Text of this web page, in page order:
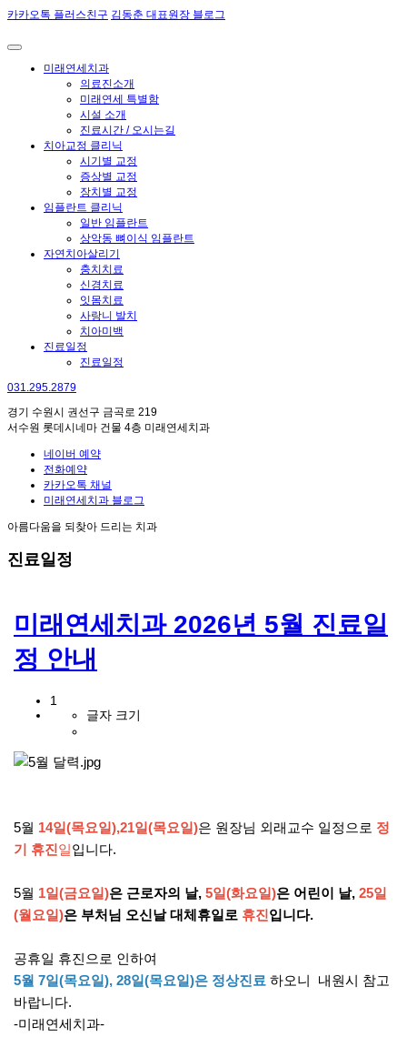
카카오톡 플러스친구 김동춘 대표원장 블로그
미래연세치과
의료진소개
미래연세 특별함
시설 소개
진료시간 / 오시는길
치아교정 클리닉
시기별 교정
증상별 교정
장치별 교정
임플란트 클리닉
일반 임플란트
상악동 뼈이식 임플란트
자연치아살리기
충치치료
신경치료
잇몸치료
사랑니 발치
치아미백
진료일정
진료일정
031.295.2879
경기 수원시 권선구 금곡로 219
서수원 롯데시네마 건물 4층 미래연세치과
네이버 예약
전화예약
카카오톡 채널
미래연세치과 블로그
아름다움을 되찾아 드리는 치과
진료일정
미래연세치과 2026년 5월 진료일
정 안내
1
글자 크기
5월 14일(목요일),21일(목요일)은 원장님 외래교수 일정으로 정
기 휴진일입니다.
5월 1일(금요일)은 근로자의 날, 5일(화요일)은 어린이 날, 25일
(월요일)은 부처님 오신날 대체휴일로 휴진입니다.
공휴일 휴진으로 인하여
5월 7일(목요일), 28일(목요일)은 정상진료 하오니 내원시 참고
바랍니다.
-미래연세치과-